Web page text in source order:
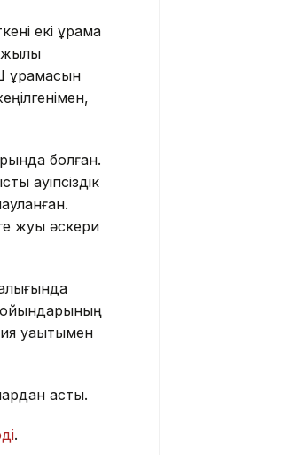
екі құрама
жылы
болған.
қауіпсіздік
жуық әскери
ойындарының
уақытымен
асты.
.